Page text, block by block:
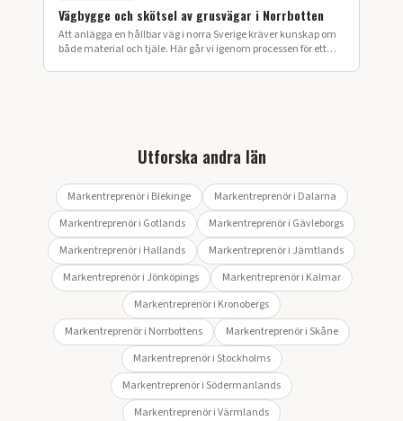
Vägbygge och skötsel av grusvägar i Norrbotten
Att anlägga en hållbar väg i norra Sverige kräver kunskap om
både material och tjäle. Här går vi igenom processen för ett
Utforska andra län
Markentreprenör i Blekinge Markentreprenör i Dalarna
Markentreprenör i Gotlands Markentreprenör i Gävleborgs
Markentreprenör i Hallands Markentreprenör i Jämtlands
Markentreprenör i Jönköpings Markentreprenör i Kalmar
Markentreprenör i Kronobergs
Markentreprenör i Norrbottens Markentreprenör iSkåne
Markentreprenör iStockholms
Markentreprenör iSödermanlands
Markentreprenör iVärmlands